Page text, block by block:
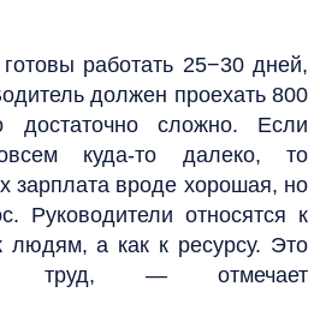
работать 25−30 дней,
должен проехать 800
сложно. Если
куда-то далеко, то
зарплата вроде хорошая, но
Руководители относятся к
людям, а как к ресурсу. Это
труд, — отмечает